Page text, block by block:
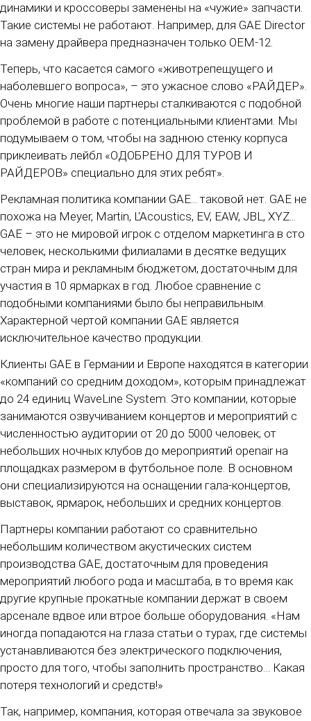
динамики и кроссоверы заменены на «чужие» запчасти.
Такие системы не работают. Например, для GAE Director
на замену драйвера предназначен только OEM-12.
Теперь, что касается самого «животрепещущего и
наболевшего вопроса», – это ужасное слово «РАЙДЕР».
Очень многие наши партнеры сталкиваются с подобной
проблемой в работе с потенциальными клиентами. Мы
подумываем о том, чтобы на заднюю стенку корпуса
приклеивать лейбл «ОДОБРЕНО ДЛЯ ТУРОВ И
РАЙДЕРОВ» специально для этих ребят».
Рекламная политика компании GAE... таковой нет. GAE не
похожа на Meyer, Martin, L'Acoustics, EV, EAW, JBL, XYZ...
GAE – это не мировой игрок с отделом маркетинга в сто
человек, несколькими филиалами в десятке ведущих
стран мира и рекламным бюджетом, достаточным для
участия в 10 ярмарках в год. Любое сравнение с
подобными компаниями было бы неправильным.
Характерной чертой компании GAE является
исключительное качество продукции.
Клиенты GAE в Германии и Европе находятся в категории
«компаний со средним доходом», которым принадлежат
до 24 единиц WaveLine System. Это компании, которые
занимаются озвучиванием концертов и мероприятий с
численностью аудитории от 20 до 5000 человек; от
небольших ночных клубов до мероприятий openair на
площадках размером в футбольное поле. В основном
они специализируются на оснащении гала-концертов,
выставок, ярмарок, небольших и средних концертов.
Партнеры компании работают со сравнительно
небольшим количеством акустических систем
производства GAE, достаточным для проведения
мероприятий любого рода и масштаба, в то время как
другие крупные прокатные компании держат в своем
арсенале вдвое или втрое больше оборудования. «Нам
иногда попадаются на глаза статьи о турах, где системы
устанавливаются без электрического подключения,
просто для того, чтобы заполнить пространство… Какая
потеря технологий и средств!»
Так, например, компания, которая отвечала за звуковое